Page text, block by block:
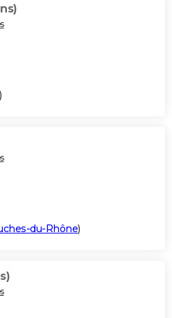
)
du-Rhône)